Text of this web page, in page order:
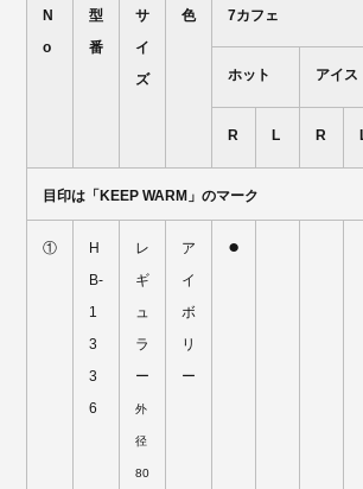
N
o
型
番
サ
イ
ズ
色 7カフェ
ホット アイス
R L R
目印は「KEEP WARM」のマーク
①
H
B-
1
3
3
6
レ
ギ
ュ
ラ
ー
外
径
80
ア
イ
ボ
リ
ー
●